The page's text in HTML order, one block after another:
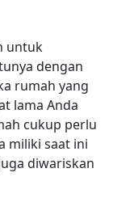
untuk
dengan
rumah yang
lama Anda
cukup perlu
miliki saat ini
diwariskan